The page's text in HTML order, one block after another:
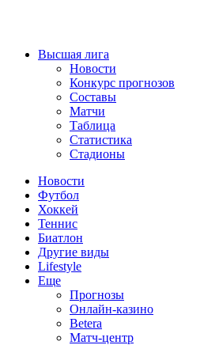
Высшая лига
Новости
Конкурс прогнозов
Составы
Матчи
Таблица
Статистика
Стадионы
Новости
Футбол
Хоккей
Теннис
Биатлон
Другие виды
Lifestyle
Еще
Прогнозы
Онлайн-казино
Betera
Матч-центр